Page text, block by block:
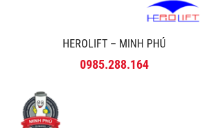
HEROLIFT – MINH PHÚ
0985.288.164